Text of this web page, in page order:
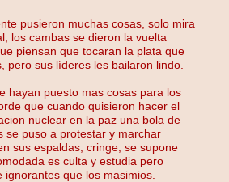
pusieron muchas cosas, solo mira
los cambas se dieron la vuelta
piensan que tocaran la plata que
pero sus líderes les bailaron lindo.
hayan puesto mas cosas para los
que cuando quisieron hacer el
nuclear en la paz una bola de
se puso a protestar y marchar
sus espaldas, cringe, se supone
es culta y estudia pero
ignorantes que los masimios.